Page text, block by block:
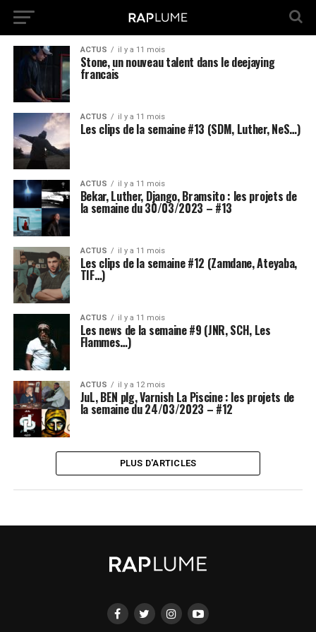
ACTUS il y a 11 mois
Stone, un nouveau talent dans le deejaying
francais
ACTUS il y a 11 mois
Les clips de la semaine #13 (SDM, Luther, NeS…)
ACTUS il y a 11 mois
Bekar, Luther, Django, Bramsito : les projets de
la semaine du 30/03/2023 – #13
ACTUS il y a 11 mois
Les clips de la semaine #12 (Zamdane, Ateyaba,
TIF…)
ACTUS il y a 11 mois
Les news de la semaine #9 (JNR, SCH, Les
Flammes…)
ACTUS il y a 12 mois
JuL, BEN plg, Varnish La Piscine : les projets de
la semaine du 24/03/2023 – #12
PLUS D'ARTICLES